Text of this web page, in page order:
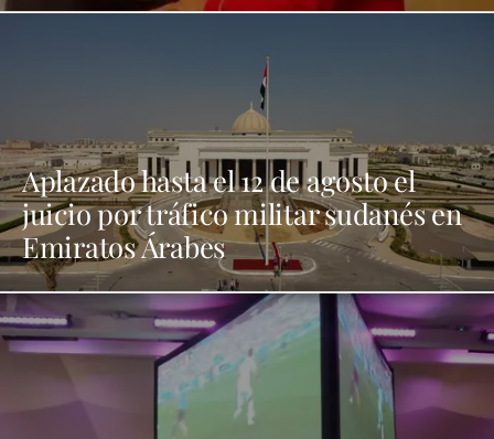
Aplazado hasta el 12 de agosto el
juicio por tráfico militar sudanés en
Emiratos Árabes